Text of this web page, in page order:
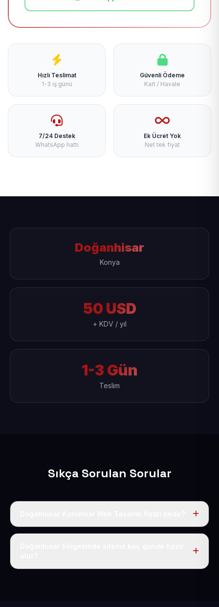
Hızlı Teslimat
1-3 iş günü
Güvenli Ödeme
Kart / Havale
7/24 Destek
WhatsApp hattı
Ek Ücret Yok
Net tek fiyat
Doğanhisar
Konya
50 USD
+ KDV / yıl
1-3 Gün
Teslim
Sıkça Sorulan Sorular
Tek fiyat uygulanır: yıllık 50 USD + KDV. Bu bedele alan